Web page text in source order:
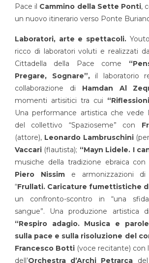
Pace il Cammino della Sette Ponti,
un nuovo itinerario verso Ponte
Laboratori, arte e spettacoli.
ricco di laboratori voluti e realizzati
Cittadella della Pace come
Pregare, Sognare”,il laboratorio
collaborazione di Hamdan Al
momenti artisitici tra cui
Una performance artistica che vede
del collettivo “Spazioseme” con
(attore), Leonardo Lambruschini
Vaccari (flautista); “Mayn Lidele. I
musiche della tradizione ebraica con
Piero Nissime armonizzazioni di
“Frullati. Caricature fumettistiche
un confronto-scontro in “una
sangue”. Una produzione artistica
“Respiro adagio. Musica e
sulla pace e sulla risoluzione del
Francesco Botti (voce recitante) con
dell’Orchestra d’Archi Petrarca